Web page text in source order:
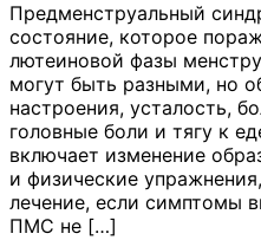
Предменструальный
состояние, которое
лютеиновой фазы
могут быть разными, но
настроения, усталость,
головные боли и тягу к
включает изменение
и физические
лечение, если симптомы
ПМС не […]